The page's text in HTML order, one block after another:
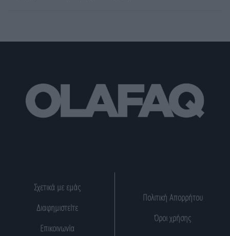
Σχετικά με εμάς
Διαφημιστείτε
Επικοινωνία
Πολιτική Απορρήτου
Όροι χρήσης